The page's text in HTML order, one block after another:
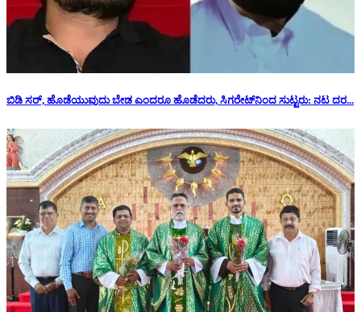
ಬಿಡಿ ಸರ್, ಹೊಡೆಯುವುದು ಬೇಡ ಎಂದರೂ ಹೊಡೆದರು, ಸಿಗರೇಟ್‌ನಿಂದ ಸುಟ್ಟರು: ನಟ ದರ...